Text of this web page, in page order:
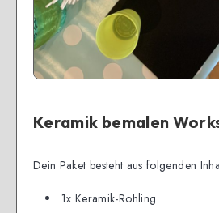
Keramik bemalen
Dein Paket besteht aus folgenden
1x Keramik-Rohling